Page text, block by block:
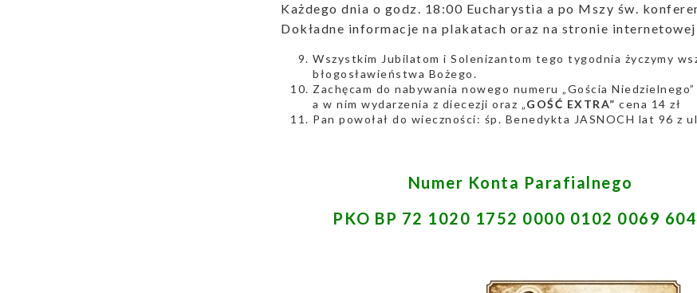
Każdego dnia o godz. 18:00 Eucharystia a po Mszy św.
Dokładne informacje na plakatach oraz na stronie
Wszystkim Jubilatom i Solenizantom tego tygodnia życzymy
błogosławieństwa Bożego.
Zachęcam do nabywania nowego numeru „Gościa Niedzielnego”
a w nim wydarzenia z diecezji oraz „GOŚĆ EXTRA” cena 14 zł
Pan powołał do wieczności: śp. Benedykta JASNOCH lat 96 z
Numer Konta Parafialnego
PKO BP 72 1020 1752 0000 0102 0069